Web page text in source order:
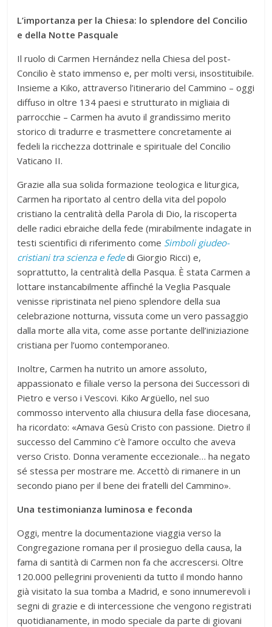
L’importanza per la Chiesa: lo splendore del Concilio
e della Notte Pasquale
Il ruolo di Carmen Hernández nella Chiesa del post-
Concilio è stato immenso e, per molti versi, insostituibile.
Insieme a Kiko, attraverso l’itinerario del Cammino – oggi
diffuso in oltre 134 paesi e strutturato in migliaia di
parrocchie – Carmen ha avuto il grandissimo merito
storico di tradurre e trasmettere concretamente ai
fedeli la ricchezza dottrinale e spirituale del Concilio
Vaticano II.
Grazie alla sua solida formazione teologica e liturgica,
Carmen ha riportato al centro della vita del popolo
cristiano la centralità della Parola di Dio, la riscoperta
delle radici ebraiche della fede (mirabilmente indagate in
testi scientifici di riferimento come Simboli giudeo-
cristiani tra scienza e fededi Giorgio Ricci) e,
soprattutto, la centralità della Pasqua. È stata Carmen a
lottare instancabilmente affinché la Veglia Pasquale
venisse ripristinata nel pieno splendore della sua
celebrazione notturna, vissuta come un vero passaggio
dalla morte alla vita, come asse portante dell’iniziazione
cristiana per l’uomo contemporaneo.
Inoltre, Carmen ha nutrito un amore assoluto,
appassionato e filiale verso la persona dei Successori di
Pietro e verso i Vescovi. Kiko Argüello, nel suo
commosso intervento alla chiusura della fase diocesana,
ha ricordato: «Amava Gesù Cristo con passione. Dietro il
successo del Cammino c’è l’amore occulto che aveva
verso Cristo. Donna veramente eccezionale… ha negato
sé stessa per mostrare me. Accettò di rimanere in un
secondo piano per il bene dei fratelli del Cammino».
Una testimonianza luminosa e feconda
Oggi, mentre la documentazione viaggia verso la
Congregazione romana per il prosieguo della causa, la
fama di santità di Carmen non fa che accrescersi. Oltre
120.000 pellegrini provenienti da tutto il mondo hanno
già visitato la sua tomba a Madrid, e sono innumerevoli i
segni di grazie e di intercessione che vengono registrati
quotidianamente, in modo speciale da parte di giovani